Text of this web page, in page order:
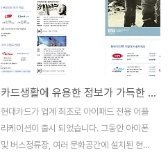
카드생활에 유용한 정보가 가득한 현대카드 라이브러리
현대카드가 업계 최초로 아이패드 전용 어플
리케이션이 출시 되었습니다. 그동안 아이폰
및 버스정류장, 여러 문화공간에 설치된 현대